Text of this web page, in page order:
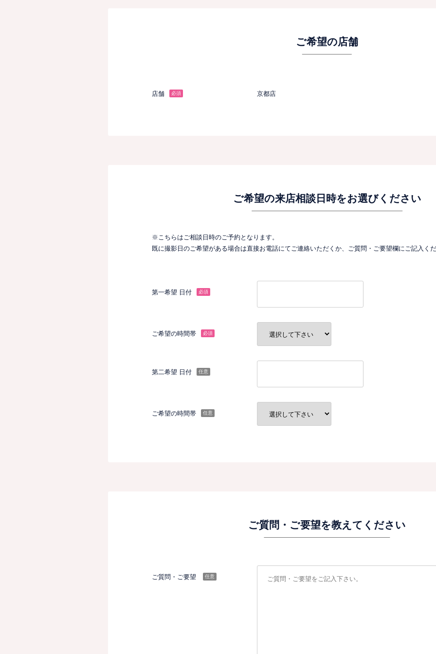
ご希望の店舗
店舗 必須 京都店
ご希望の来店相談日時をお選びください
※こちらはご相談日時のご予約となります。
既に撮影日のご希望がある場合は直接お電話にてご連絡いただくか、ご質問・ご要望欄にご記入く
第一希望 日付 必須
ご希望の時間帯 必須
第二希望 日付 任意
ご希望の時間帯 任意
ご質問・ご要望を教えてください
ご質問・ご要望 任意